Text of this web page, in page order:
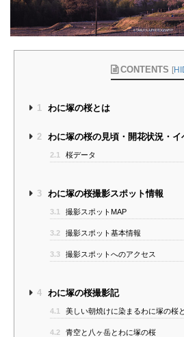
CONTENTS [
1 わに塚の桜とは
2 わに塚の桜の見頃・開花状況・イ
2.1 桜データ
3 わに塚の桜撮影スポット情報
3.1 撮影スポットMAP
3.2 撮影スポット基本情報
3.3 撮影スポットへのアクセス
4 わに塚の桜撮影記
4.1 美しい朝焼けに染まるわに塚の桜
4.2 青空と八ヶ岳とわに塚の桜